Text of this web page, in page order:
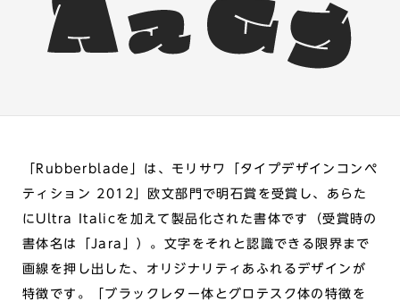
「Rubberblade」は、モリサワ「タイプデザインコンペ
ティション 2012」欧文部門で明石賞を受賞し、あらた
にUltra Italicを加えて製品化された書体です（受賞時の
書体名は「Jara」）。文字をそれと認識できる限界まで
画線を押し出した、オリジナリティあふれるデザインが
特徴です。「ブラックレター体とグロテスク体の特徴を